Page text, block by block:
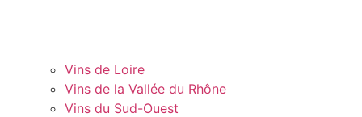
Vins de Loire
Vins de la Vallée du Rhône
Vins du Sud-Ouest